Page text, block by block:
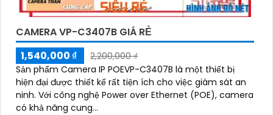
CAMERA VP-C3407B GIÁ RẺ
1,540,000 ₫
2,200,000 ₫
Sản phẩm Camera IP POEVP-C3407B là một thiết bị
hiện đại được thiết kế rất tiện ích cho việc giám sát an
ninh. Với công nghệ Power over Ethernet (POE), camera
có khả năng cung...